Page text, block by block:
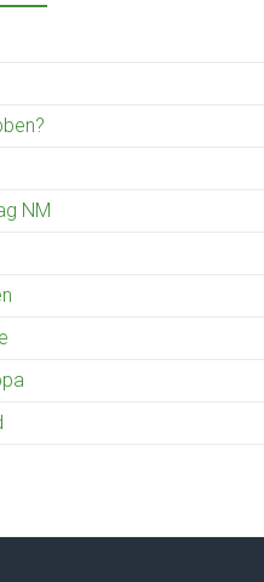
NM